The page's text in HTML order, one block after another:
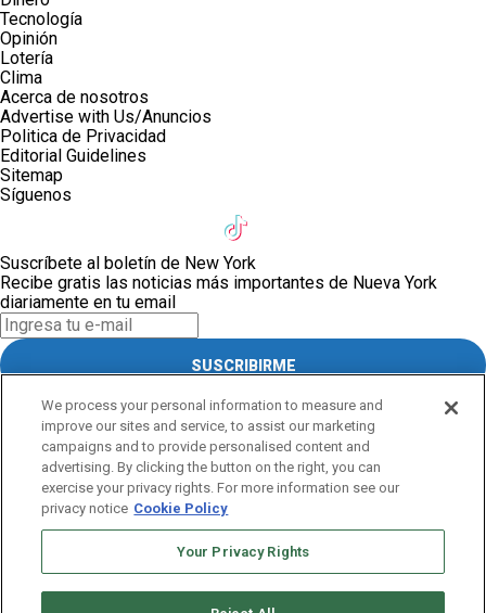
Tecnología
Opinión
Lotería
Clima
Acerca de nosotros
Advertise with Us/Anuncios
Politica de Privacidad
Editorial Guidelines
Sitemap
Síguenos
Suscríbete al boletín de New York
Recibe gratis las noticias más importantes de Nueva York
diariamente en tu email
SUSCRIBIRME
Este sitio está protegido por reCAPTCHA y Google
Política de
privacidady Se aplican lasCondiciones de servicio
¡Muchas gracias!
Suscríbete al boletín de New York
Recibe gratis las noticias más importantes de Nueva York
We process your personal information to measure and
improve our sites and service, to assist our marketing
campaigns and to provide personalised content and
advertising. By clicking the button on the right, you can
exercise your privacy rights. For more information see our
privacy notice Cookie Policy
Your Privacy Rights